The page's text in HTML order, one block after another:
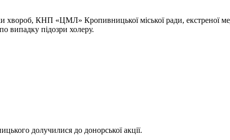
хвороб, КНП «ЦМЛ» Кропивницької міської ради, екстреної
випадку підозри холеру.
долучилися до донорської акції.